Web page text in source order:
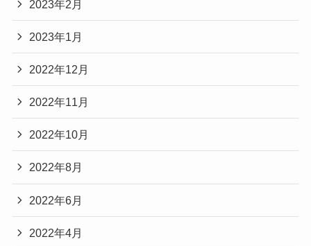
2023年2月
2023年1月
2022年12月
2022年11月
2022年10月
2022年8月
2022年6月
2022年4月